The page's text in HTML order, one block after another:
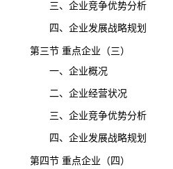
三、企业竞争优势分析
四、企业发展战略规划
第三节 重点企业（三）
一、企业概况
二、企业经营状况
三、企业竞争优势分析
四、企业发展战略规划
第四节 重点企业（四）